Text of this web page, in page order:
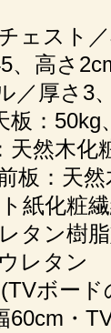
ェスト
、高さ
／厚さ3
板：50kg
天然木化
板：天
紙化粧
タン樹
レタン
ボード
60cm・